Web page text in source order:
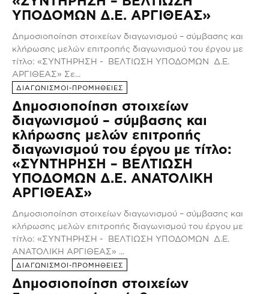
ΥΠΟΔΟΜΩΝ Δ.Ε. ΑΡΓΙΘΕΑΣ»
Δημοσιοποίηση στοιχείων διαγωνισμού – σύμβασης και
κλήρωσης μελών επιτροπής διαγωνισμού του έργου με
τίτλο: «ΣΥΝΤΗΡΗΣΗ - ΒΕΛΤΙΩΣΗ ΥΠΟΔΟΜΩΝ Δ.Ε.
ΑΡΓΙΘΕΑΣ» Σε...
ΔΙΑΓΩΝΙΣΜΟΙ-ΠΡΟΜΗΘΕΙΕΣ
Δημοσιοποίηση στοιχείων
διαγωνισμού – σύμβασης και
κλήρωσης μελών επιτροπής
διαγωνισμού του έργου με τίτλο:
«ΣΥΝΤΗΡΗΣΗ – ΒΕΛΤΙΩΣΗ
ΥΠΟΔΟΜΩΝ Δ.Ε. ΑΝΑΤΟΛΙΚΗ
ΑΡΓΙΘΕΑΣ»
Δημοσιοποίηση στοιχείων διαγωνισμού – σύμβασης και
κλήρωσης μελών επιτροπής διαγωνισμού του έργου με
τίτλο: «ΣΥΝΤΗΡΗΣΗ - ΒΕΛΤΙΩΣΗ ΥΠΟΔΟΜΩΝ Δ.Ε.
ΑΝΑΤΟΛΙΚΗ ΑΡΓΙΘΕΑΣ» ...
ΔΙΑΓΩΝΙΣΜΟΙ-ΠΡΟΜΗΘΕΙΕΣ
Δημοσιοποίηση στοιχείων